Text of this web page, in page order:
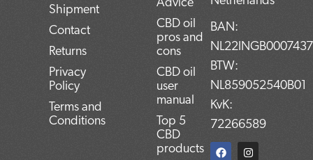
BAN:
BTW:
NL859052540B01
KvK:
72266589
F
a
I
n
T
w
P
i
L
i
Shipment
Contact
Returns
Privacy
Policy
Terms and
Conditions
Advice
CBD oil
pros and
cons
CBD oil
user
manual
Top 5
CBD
products